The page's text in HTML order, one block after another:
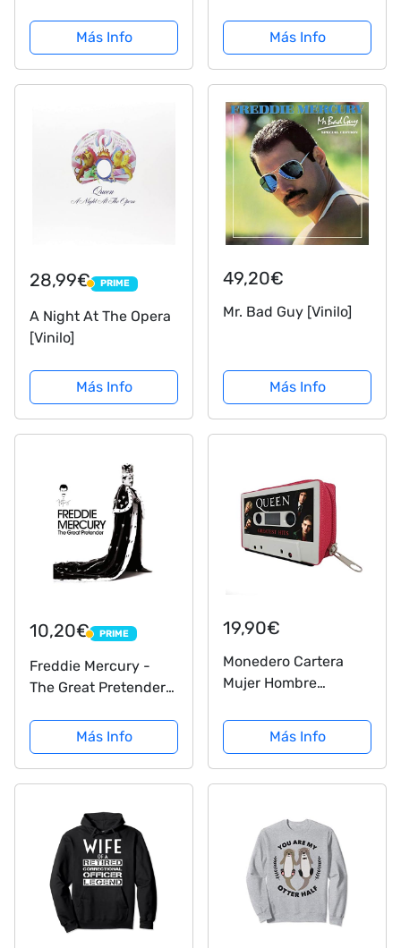
Más Info
Más Info
28,99€ PRIME
PRIME
A Night At The Opera
[Vinilo]
Más Info
49,20€
Mr. Bad Guy [Vinilo]
Más Info
10,20€ PRIME
PRIME
Freddie Mercury -
The Great Pretender
Más Info
19,90€
Monedero Cartera
Mujer Hombre
Cremallera Retro
Vintage - Artesanal
Hecho a Mano con
Cintas de Cassettes
Reciclado Moda
Tamaño...
Más Info